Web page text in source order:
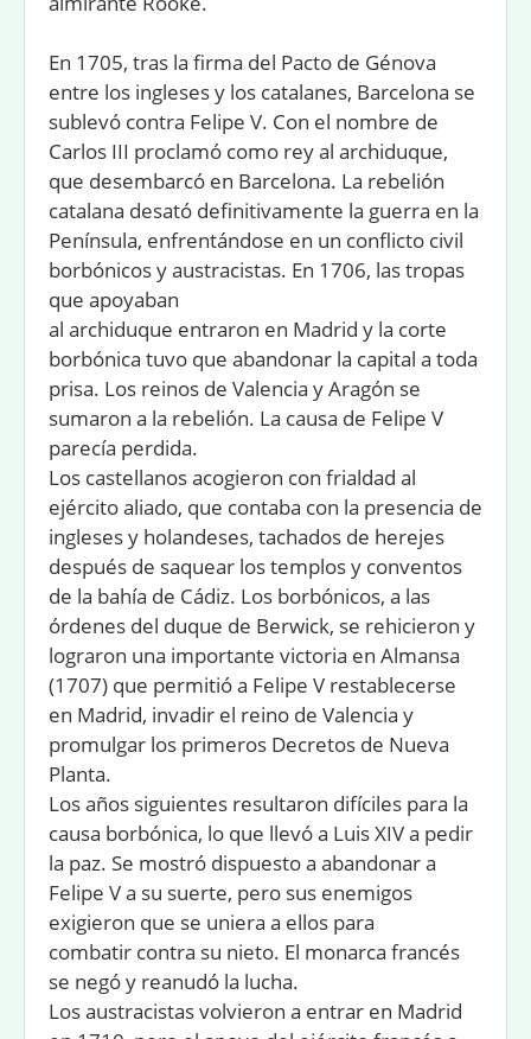
En 1705, tras la ﬁrma del Pacto de Génova
entre los ingleses y los catalanes, Barcelona se
sublevó contra Felipe V. Con el nombre de
Carlos III proclamó como rey al archiduque,
que desembarcó en Barcelona. La rebelión
catalana desató deﬁnitivamente la guerra en la
Península, enfrentándose en un conﬂicto civil
borbónicos y austracistas. En 1706, las tropas
que apoyaban
al archiduque entraron en Madrid y la corte
borbónica tuvo que abandonar la capital a toda
prisa. Los reinos de Valencia y Aragón se
sumaron a la rebelión. La causa de Felipe V
parecía perdida.
Los castellanos acogieron con frialdad al
ejército aliado, que contaba con la presencia de
ingleses y holandeses, tachados de herejes
después de saquear los templos y conventos
de la bahía de Cádiz. Los borbónicos, a las
órdenes del duque de Berwick, se rehicieron y
lograron una importante victoria en Almansa
(1707) que permitió a Felipe V restablecerse
en Madrid, invadir el reino de Valencia y
promulgar los primeros Decretos de Nueva
Planta.
Los años siguientes resultaron difíciles para la
causa borbónica, lo que llevó a Luis XIV a pedir
la paz. Se mostró dispuesto a abandonar a
Felipe V a su suerte, pero sus enemigos
exigieron que se uniera a ellos para
combatir contra su nieto. El monarca francés
se negó y reanudó la lucha.
Los austracistas volvieron a entrar en Madrid